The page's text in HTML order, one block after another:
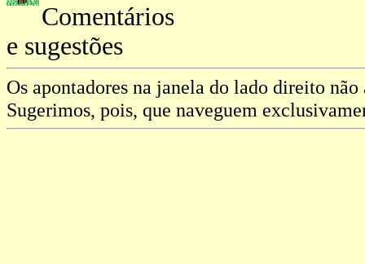
Comentários
e sugestões
Os apontadores na janela do lado direito
Sugerimos, pois, que naveguem